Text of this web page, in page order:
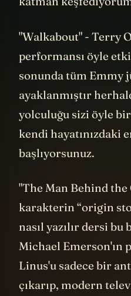
uzaylıların deneysel
dilimlerinden gelmiş
varyasyonları olduğu
Eee, şimdi size bir
2007'den kalmaLOST
ben de o
canavarının ne
“Streaming
yakalamak
dizileri kendi
izliyoruz. “Binge-